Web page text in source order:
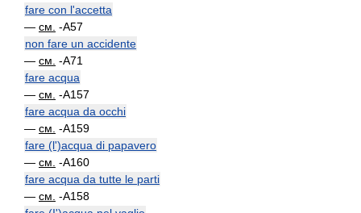
fare con l'accetta
— см. -A57
non fare un accidente
— см. -A71
fare acqua
— см. -A157
fare acqua da occhi
— см. -A159
fare (l')acqua di papavero
— см. -A160
fare acqua da tutte le parti
— см. -A158